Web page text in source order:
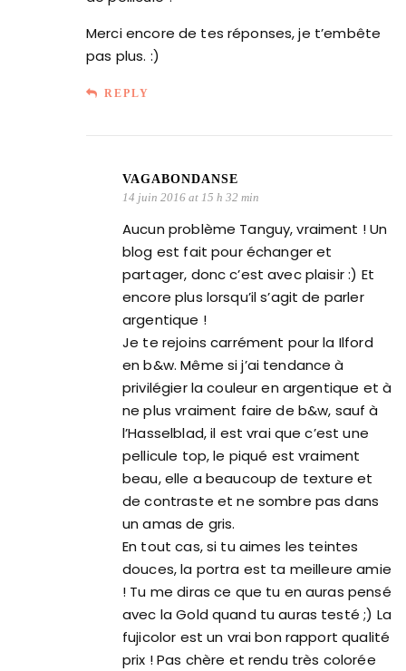
Merci encore de tes réponses, je t’embête
pas plus. :)
REPLY
VAGABONDANSE
14 juin 2016 at 15 h 32 min
Aucun problème Tanguy, vraiment ! Un
blog est fait pour échanger et
partager, donc c’est avec plaisir :) Et
encore plus lorsqu’il s’agit de parler
argentique !
Je te rejoins carrément pour la Ilford
en b&w. Même si j’ai tendance à
privilégier la couleur en argentique et à
ne plus vraiment faire de b&w, sauf à
l’Hasselblad, il est vrai que c’est une
pellicule top, le piqué est vraiment
beau, elle a beaucoup de texture et
de contraste et ne sombre pas dans
un amas de gris.
En tout cas, si tu aimes les teintes
douces, la portra est ta meilleure amie
! Tu me diras ce que tu en auras pensé
avec la Gold quand tu auras testé ;) La
fujicolor est un vrai bon rapport qualité
prix ! Pas chère et rendu très colorée